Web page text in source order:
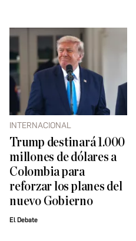
INTERNACIONAL
Trump destinará 1.000
millones de dólares a
Colombia para
reforzar los planes del
nuevo Gobierno
El Debate